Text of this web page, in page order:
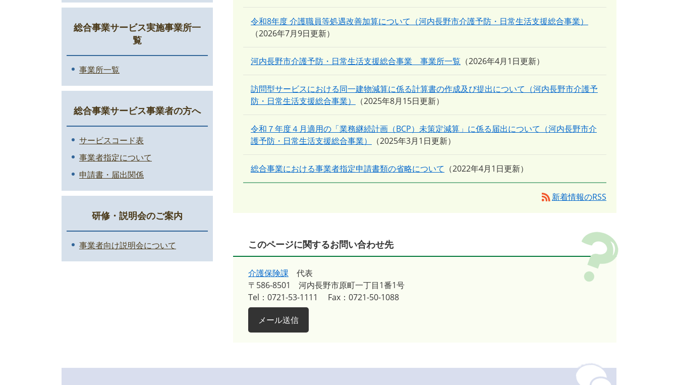
令和8年度 介護職員等処遇改善加算について（河内長野市介護予防・日常生活支援総合事業）
2026年7月9日更新
河内長野市介護予防・日常生活支援総合事業 事業所一覧 2026年4月1日更新
訪問型サービスにおける同一建物減算に係る計算書の作成及び提出について（河内長野市介護予
防・日常生活支援総合事業）
2025年8月15日更新
令和７年度４月適用の「業務継続計画（BCP）未策定減算」に係る届出について（河内長野市介
護予防・日常生活支援総合事業）
2025年3月1日更新
総合事業における事業者指定申請書類の省略について 2022年4月1日更新
新着情報のRSS
このページに関するお問い合わせ先
介護保険課
代表
〒586-8501
河内長野市原町一丁目1番1号
Tel：0721-53-1111
Fax：0721-50-1088
メール送信
総合事業サービス実施事業所一
覧
事業所一覧
総合事業サービス事業者の方へ
サービスコード表
事業者指定について
申請書・届出関係
研修・説明会のご案内
事業者向け説明会について